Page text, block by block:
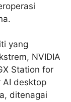
yang
NVIDIA
Station for
AI desktop
ditenagai